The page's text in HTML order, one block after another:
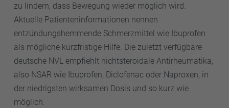
zu lindern, dass Bewegung wieder möglich wird.
Aktuelle Patienteninformationen nennen
entzündungshemmende Schmerzmittel wie Ibuprofen
als mögliche kurzfristige Hilfe. Die zuletzt verfügbare
deutsche NVL empfiehlt nichtsteroidale Antirheumatika,
also NSAR wie Ibuprofen, Diclofenac oder Naproxen, in
der niedrigsten wirksamen Dosis und so kurz wie
möglich.